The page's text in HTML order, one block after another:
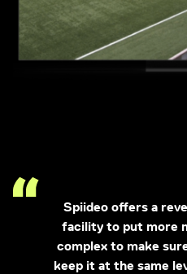
Spiideo offers a
facility to put more
complex to make
keep it at the same